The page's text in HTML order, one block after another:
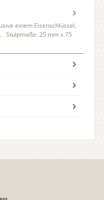
einem Eisenschlüssel,
Stulpmaße: 25 mm x 75